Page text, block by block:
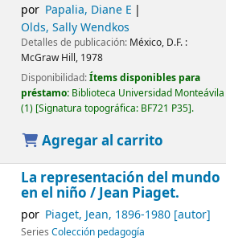
por Papalia, Diane E
Olds, Sally Wendkos
Detalles de publicación: México, D.F. :
McGraw Hill, 1978
Disponibilidad:Ítems disponibles para
préstamo: Biblioteca Universidad Monteávila
(1) Signatura topográfica: BF721 P35 .
Agregar al carrito
La representación del mundo
en el niño / Jean Piaget.
por Piaget, Jean, 1896-1980[autor]
Series Colección pedagogía